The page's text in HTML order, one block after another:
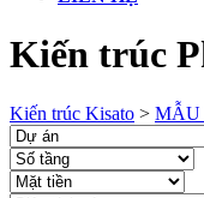
Kiến trúc
Kiến trúc Kisato > MẪU